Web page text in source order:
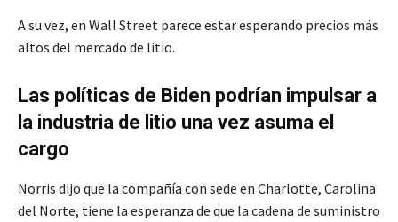
A su vez, en Wall Street parece estar esperando precios más
altos del mercado de litio.
Las políticas de Biden podrían impulsar a
la industria de litio una vez asuma el
cargo
Norris dijo que la compañía con sede en Charlotte, Carolina
del Norte, tiene la esperanza de que la cadena de suministro